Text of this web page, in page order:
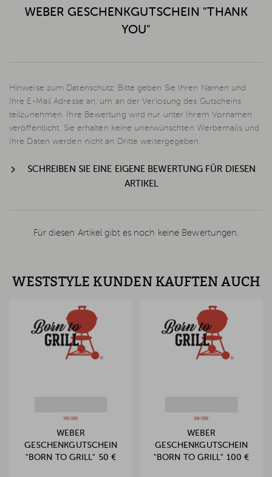
WEBER GESCHENKGUTSCHEIN "THANK
YOU"
Hinweise zum Datenschutz: Bitte geben Sie Ihren Namen und
Ihre E-Mail Adresse an, um an der Verlosung des Gutscheins
teilzunehmen. Ihre Bewertung wird nur unter Ihrem Vornamen
veröffentlicht. Sie erhalten keine unerwünschten Werbemails und
Ihre Daten werden nicht an Dritte weitergegeben.
SCHREIBEN SIE EINE EIGENE BEWERTUNG FÜR DIESEN
ARTIKEL
Für diesen Artikel gibt es noch keine Bewertungen.
WESTSTYLE KUNDEN KAUFTEN AUCH
WEBER
GESCHENKGUTSCHEIN
"BORN TO GRILL" 50 €
WEBER
GESCHENKGUTSCHEIN
"BORN TO GRILL" 100 €